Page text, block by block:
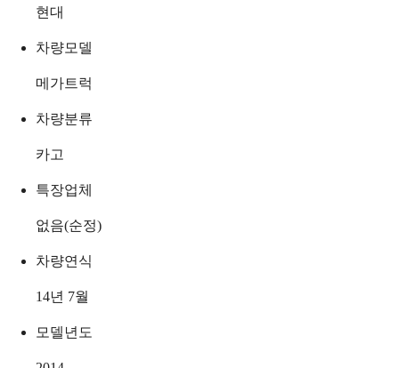
현대
차량모델
메가트럭
차량분류
카고
특장업체
없음(순정)
차량연식
14년 7월
모델년도